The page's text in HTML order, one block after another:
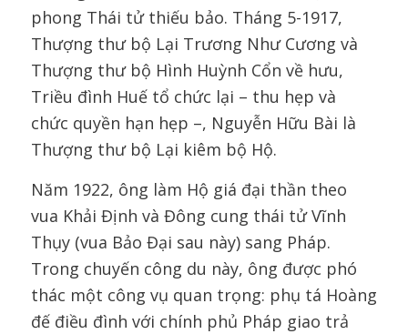
phong Thái tử thiếu bảo. Tháng 5-1917,
Thượng thư bộ Lại Trương Như Cương và
Thượng thư bộ Hình Huỳnh Cổn về hưu,
Triều đình Huế tổ chức lại – thu hẹp và
chức quyền hạn hẹp –, Nguyễn Hữu Bài là
Thượng thư bộ Lại kiêm bộ Hộ.
Năm 1922, ông làm Hộ giá đại thần theo
vua Khải Định và Đông cung thái tử Vĩnh
Thụy (vua Bảo Đại sau này) sang Pháp.
Trong chuyến công du này, ông được phó
thác một công vụ quan trọng: phụ tá Hoàng
đế điều đình với chính phủ Pháp giao trả